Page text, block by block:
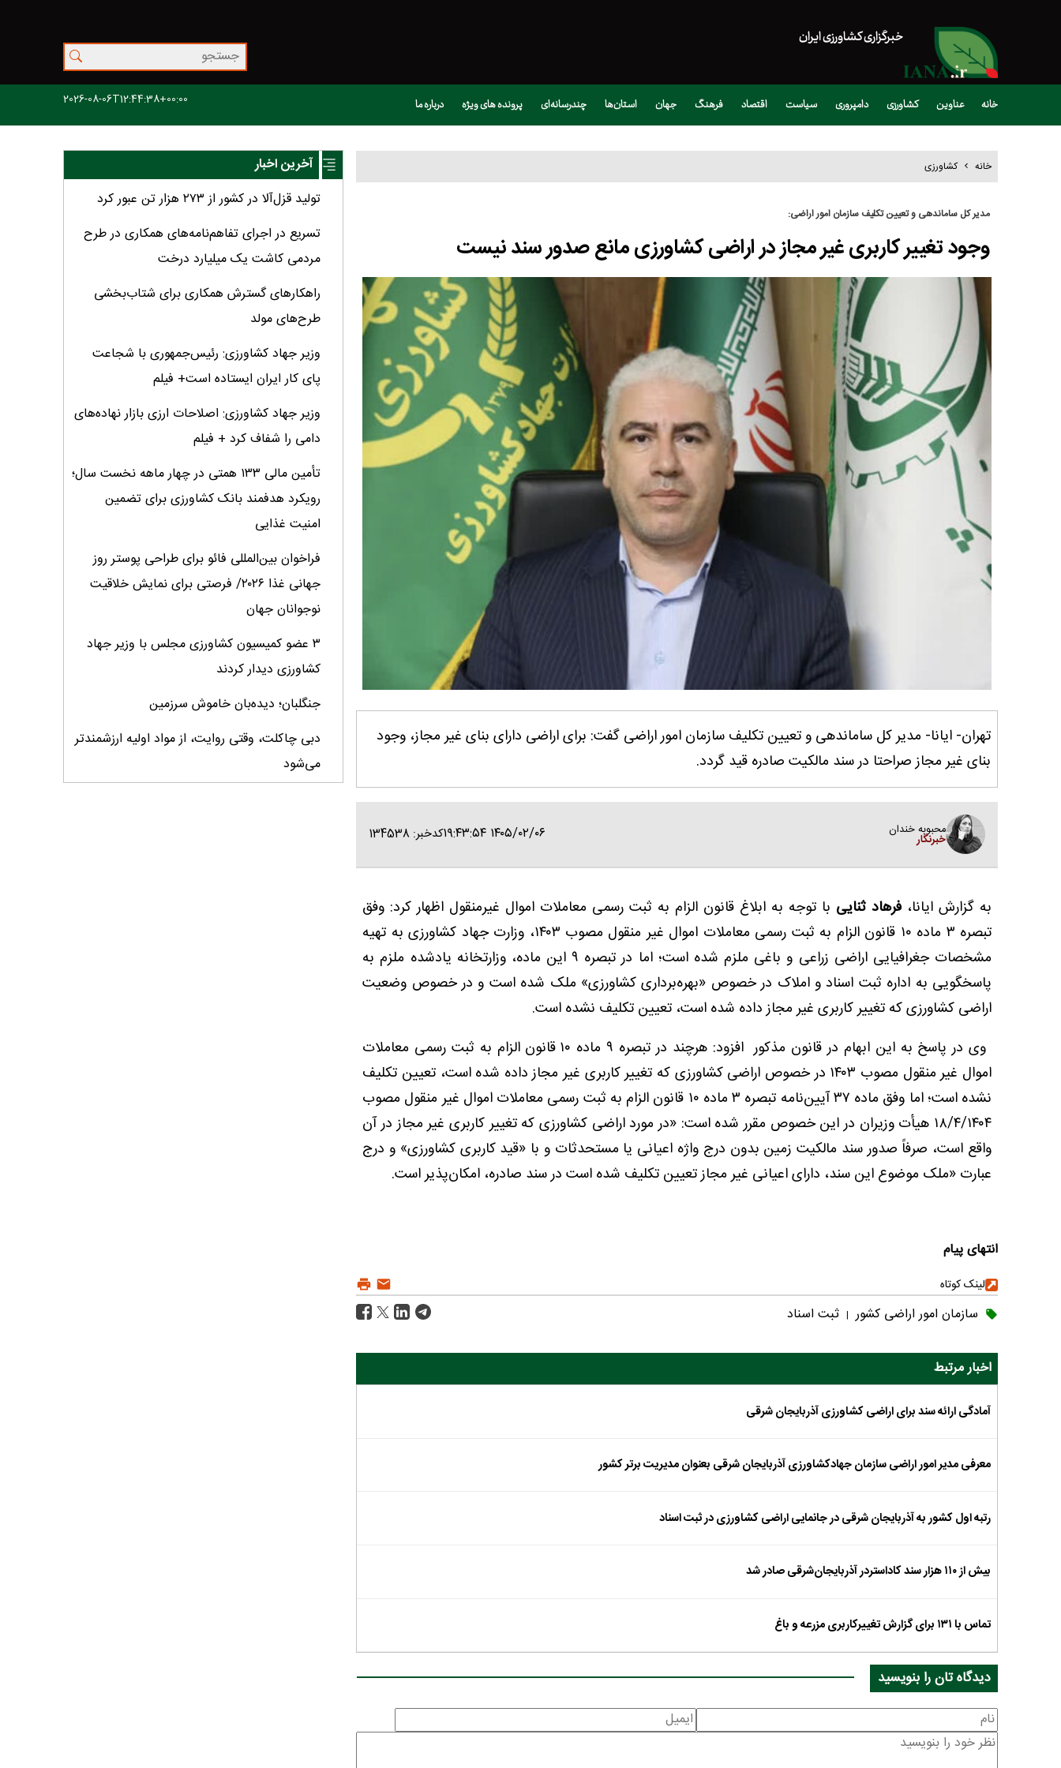
خبرگزاری کشاورزی ایران
خانه عناوین کشاورزی دامپروری سیاست اقتصاد فرهنگ جهان استان‌ها چندرسانه‌ای پرونده های ویژه درباره ما 2026-08-06T12:44:38+00:00
خانه کشاورزی
مدیر کل ساماندهی و تعیین تکلیف سازمان امور اراضی:
وجود تغییر کاربری غیر مجاز در اراضی کشاورزی مانع صدور سند نیست
تهران- ایانا- مدیر کل ساماندهی و تعیین تکلیف سازمان امور اراضی گفت: برای اراضی دارای بنای غیر مجاز، وجود
بنای غیر مجاز صراحتا در سند مالکیت صادره قید گردد.
محبوبه خندان
خبرنگار ۱۴۰۵/۰۲/۰۶ ۱۹:۴۳:۵۴ کدخبر: 134538
به گزارش ایانا، فرهاد ثنایی با توجه به ابلاغ قانون الزام به ثبت رسمی معاملات اموال غیرمنقول اظهار کرد: وفق
تبصره ۳ ماده ۱۰ قانون الزام به ثبت رسمی معاملات اموال غیر منقول مصوب ۱۴۰۳، وزارت جهاد کشاورزی به تهیه
مشخصات جغرافیایی اراضی زراعی و باغی ملزم شده است؛ اما در تبصره ۹ این ماده، وزارتخانه یادشده ملزم به
پاسخگویی به اداره ثبت اسناد و املاک در خصوص «بهره‌برداری کشاورزی» ملک شده است و در خصوص وضعیت
اراضی کشاورزی که تغییر کاربری غیر مجاز داده شده است، تعیین تکلیف نشده است.
وی در پاسخ به این ابهام در قانون مذکور افزود: هرچند در تبصره ۹ ماده ۱۰ قانون الزام به ثبت رسمی معاملات
اموال غیر منقول مصوب ۱۴۰۳ در خصوص اراضی کشاورزی که تغییر کاربری غیر مجاز داده شده است، تعیین تکلیف
نشده است؛ اما وفق ماده ۳۷ آیین‌نامه تبصره ۳ ماده ۱۰ قانون الزام به ثبت رسمی معاملات اموال غیر منقول مصوب
۱۸/۴/۱۴۰۴ هیأت وزیران در این خصوص مقرر شده است: «در مورد اراضی کشاورزی که تغییر کاربری غیر مجاز در آن
واقع است، صرفاً صدور سند مالکیت زمین بدون درج واژه اعیانی یا مستحدثات و با «قید کاربری کشاورزی» و درج
عبارت «ملک موضوع این سند، دارای اعیانی غیر مجاز تعیین تکلیف شده است در سند صادره، امکان‌پذیر است.
انتهای پیام
لینک کوتاه
سازمان امور اراضی کشور | ثبت اسناد
اخبار مرتبط
آمادگی ارائه سند برای اراضی کشاورزی آذربایجان شرقی
معرفی مدیر‌ امور اراضی سازمان جهادکشاورزی آذربایجان شرقی بعنوان مدیریت برتر کشور
رتبه اول کشور به آذربایجان شرقی در جانمایی اراضی کشاورزی در ثبت اسناد
بیش از ۱۱۰ هزار سند کاداستردر آذربایجان‌شرقی صادر شد
تماس با ۱۳۱ برای گزارش تغییرکاربری مزرعه و باغ
دیدگاه تان را بنویسید
آخرین اخبار
تولید قزل‌آلا در کشور از ۲۷۳ هزار تن عبور کرد
تسریع در اجرای تفاهم‌نامه‌های همکاری در طرح
مردمی کاشت یک میلیارد درخت
راهکارهای گسترش همکاری برای شتاب‌بخشی
طرح‌های مولد
وزیر جهاد کشاورزی: رئیس‌جمهوری با شجاعت
پای کار ایران ایستاده است+ فیلم
وزیر جهاد کشاورزی: اصلاحات ارزی بازار نهاده‌های
دامی را شفاف کرد + فیلم
تأمین مالی ۱۳۳ همتی در چهار ماهه نخست سال؛
رویکرد هدفمند بانک کشاورزی برای تضمین
امنیت غذایی
فراخوان بین‌المللی فائو برای طراحی پوستر روز
جهانی غذا ۲۰۲۶/ فرصتی برای نمایش خلاقیت
نوجوانان جهان
۳ عضو کمیسیون کشاورزی مجلس با وزیر جهاد
کشاورزی دیدار کردند
جنگلبان؛ دیده‌بان خاموش سرزمین
دبی چاکلت، وقتی روایت، از مواد اولیه ارزشمندتر
می‌شود